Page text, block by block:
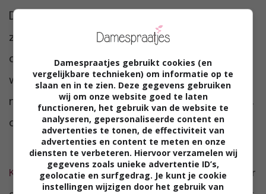
De klus is geklaard. Ik kan rustig achterover
zitten. En op mijn gemak al die leuke
dierenweetjes van Freek eens even lezen. Ik
was zo druk met het verzamelen, plakken en
mijn stapel dubbele plaatjes op orde houden,
dat dat er even bij in is geschoten.
Karin van Leeuwen (42 jaar)schrijft vanuit uit haar
Damespraatjes gebruikt cookies (en
vergelijkbare technieken) om informatie op te
slaan en in te zien. Deze gegevens gebruiken
wij om onze website goed te laten
functioneren, het gebruik van de website te
analyseren, gepersonaliseerde content en
advertenties te tonen, de effectiviteit van
advertenties en content te meten en onze
diensten te verbeteren. Hiervoor verzamelen wij
gegevens zoals unieke advertentie ID’s,
geolocatie en surfgedrag. Je kunt je cookie
instellingen wijzigen door het gebruik van